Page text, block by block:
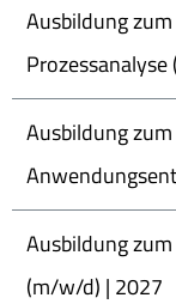
Ausbildung
Ausbildung
Ausbildung
(m/w/d) | 2027